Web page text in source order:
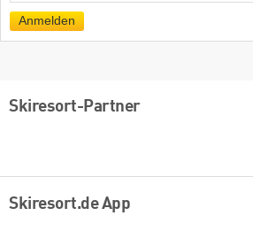
Mail
Anmelden
Skiresort-Partner
Skiresort.de App